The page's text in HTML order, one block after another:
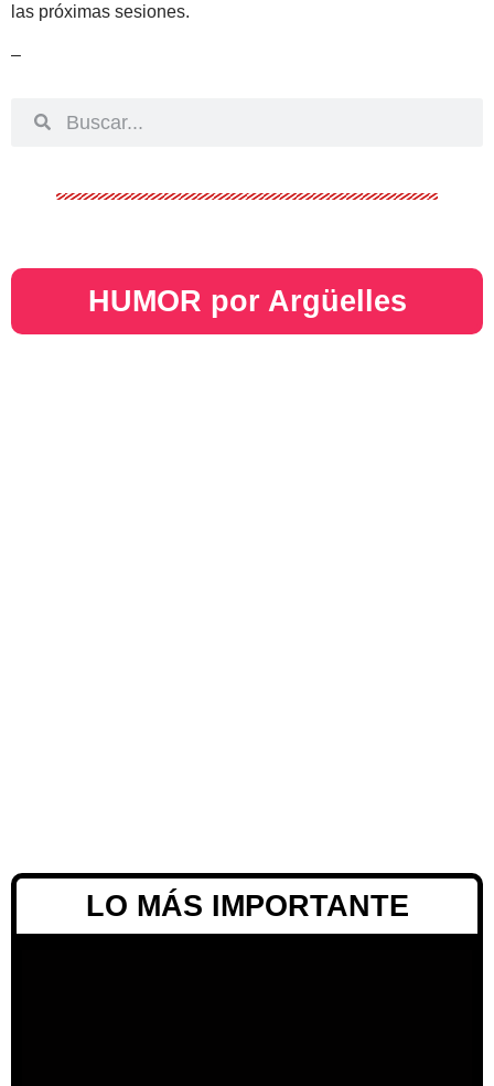
las próximas sesiones.
–
HUMOR por Argüelles​
LO MÁS IMPORTANTE